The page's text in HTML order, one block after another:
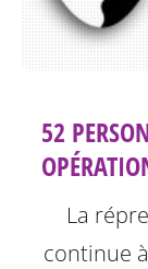
52
La
continue